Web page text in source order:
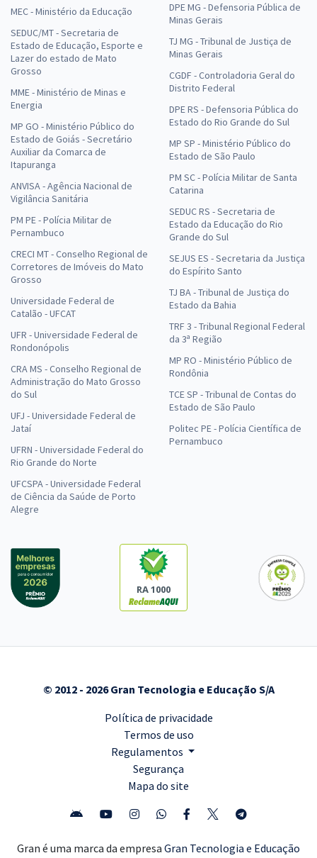
MEC - Ministério da Educação
SEDUC/MT - Secretaria de
Estado de Educação, Esporte e
Lazer do estado de Mato
Grosso
MME - Ministério de Minas e
Energia
MP GO - Ministério Público do
Estado de Goiás - Secretário
Auxiliar da Comarca de
Itapuranga
ANVISA - Agência Nacional de
Vigilância Sanitária
PM PE - Polícia Militar de
Pernambuco
CRECI MT - Conselho Regional de
Corretores de Imóveis do Mato
Grosso
Universidade Federal de
Catalão - UFCAT
UFR - Universidade Federal de
Rondonópolis
CRA MS - Conselho Regional de
Administração do Mato Grosso
do Sul
UFJ - Universidade Federal de
Jataí
UFRN - Universidade Federal do
Rio Grande do Norte
UFCSPA - Universidade Federal
de Ciência da Saúde de Porto
Alegre
DPE MG - Defensoria Pública de
Minas Gerais
TJ MG - Tribunal de Justiça de
Minas Gerais
CGDF - Controladoria Geral do
Distrito Federal
DPE RS - Defensoria Pública do
Estado do Rio Grande do Sul
MP SP - Ministério Público do
Estado de São Paulo
PM SC - Polícia Militar de Santa
Catarina
SEDUC RS - Secretaria de
Estado da Educação do Rio
Grande do Sul
SEJUS ES - Secretaria da Justiça
do Espírito Santo
TJ BA - Tribunal de Justiça do
Estado da Bahia
TRF 3 - Tribunal Regional Federal
da 3ª Região
MP RO - Ministério Público de
Rondônia
TCE SP - Tribunal de Contas do
Estado de São Paulo
Politec PE - Polícia Científica de
Pernambuco
RA 1000
© 2012 - 2026 Gran Tecnologia e Educação S/A
Política de privacidade
Termos de uso
Regulamentos
Segurança
Mapa do site
Gran é uma marca da empresa Gran Tecnologia e Educação